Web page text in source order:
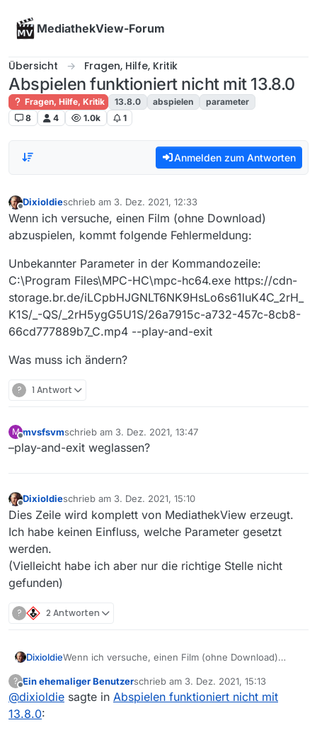
MediathekView-Forum
Übersicht Fragen, Hilfe, Kritik
Abspielen funktioniert nicht mit 13.8.0
Fragen, Hilfe, Kritik 13.8.0 abspielen
parameter
8
4 1.0k 1
Anmelden zum Antworten
Offline
Dixioldieschrieb am 3. Dez. 2021, 12:33
zuletzt editiert von
Wenn ich versuche, einen Film (ohne Download)
abzuspielen, kommt folgende Fehlermeldung:
Unbekannter Parameter in der Kommandozeile:
C:\Program Files\MPC-HC\mpc-hc64.exe https://cdn-
storage.br.de/iLCpbHJGNLT6NK9HsLo6s61luK4C_2rH_
K1S/_-QS/_2rH5ygG5U1S/26a7915c-a732-457c-8cb8-
66cd777889b7_C.mp4 --play-and-exit
Was muss ich ändern?
? 1 Antwort
M
Offline
mvsfsvmschrieb am 3. Dez. 2021, 13:47
zuletzt editiert von
–play-and-exit weglassen?
Offline
Dixioldieschrieb am 3. Dez. 2021, 15:10
zuletzt editiert von
Dies Zeile wird komplett von MediathekView erzeugt.
Ich habe keinen Einfluss, welche Parameter gesetzt
werden.
(Vielleicht habe ich aber nur die richtige Stelle nicht
gefunden)
? 2 Antworten
DixioldieWenn ich versuche, einen Film (ohne Download)
Unbekannter Parameter in der Kommandozeile:
C:\Program Files\MPC-HC\mpc-hc64.exe https://cdn-
?
Offline
Ein ehemaliger Benutzerschrieb am 3. Dez. 2021, 15:13
zuletzt editiert von
@dixioldie sagte in Abspielen funktioniert nicht mit
13.8.0: